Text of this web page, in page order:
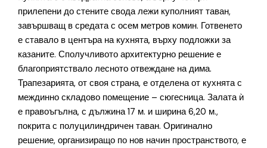
прилепени до стените свода лежи куполният таван,
завършващ в средата с осем метров комин. Готвенето
е ставало в центъра на кухнята, върху подложки за
казаните. Сполучливото архитектурно решение е
благоприятствало лесното отвеждане на дима.
Трапезарията, от своя страна, е отделена от кухнята с
междинно складово помещение – сюгесница. Залата ѝ
е правоъгълна, с дължина 17 м. и ширина 6,20 м.,
покрита с полуцилиндричен таван. Оригинално
решение, организиращо по нов начин пространството, е